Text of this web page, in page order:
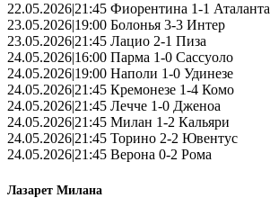
22.05.2026|21:45 Фиорентина 1-1 Аталанта
23.05.2026|19:00 Болонья 3-3 Интер
23.05.2026|21:45 Лацио 2-1 Пиза
24.05.2026|16:00 Парма 1-0 Сассуоло
24.05.2026|19:00 Наполи 1-0 Удинезе
24.05.2026|21:45 Кремонезе 1-4 Комо
24.05.2026|21:45 Лечче 1-0 Дженоа
24.05.2026|21:45 Милан 1-2 Кальяри
24.05.2026|21:45 Торино 2-2 Ювентус
24.05.2026|21:45 Верона 0-2 Рома
Лазарет Милана